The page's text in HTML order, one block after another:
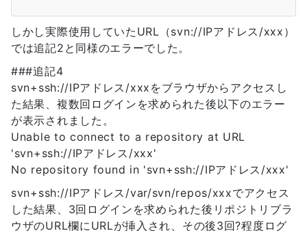
しかし実際使用していたURL（svn://IPアドレス/xxx）
では追記2と同様のエラーでした。
###追記4
svn+ssh://IPアドレス/xxxをブラウザからアクセスし
た結果、複数回ログインを求められた後以下のエラー
が表示されました。
Unable to connect to a repository at URL
'svn+ssh://IPアドレス/xxx'
No repository found in 'svn+ssh://IPアドレス/xxx'
svn+ssh://IPアドレス/var/svn/repos/xxxでアクセス
した結果、3回ログインを求められた後リポジトリブラ
ウザのURL欄にURLが挿入され、その後3回?程度ログ